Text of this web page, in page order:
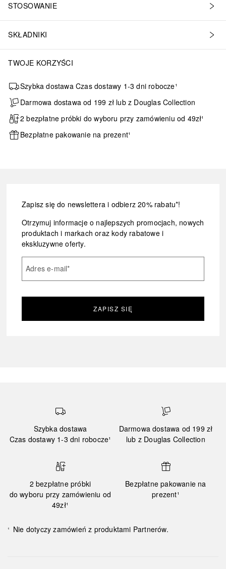
STOSOWANIE
SKŁADNIKI
TWOJE KORZYŚCI
Szybka dostawa Czas dostawy 1-3 dni robocze¹
Darmowa dostawa od 199 zł lub z Douglas Collection
2 bezpłatne próbki do wyboru przy zamówieniu od 49zł¹
Bezpłatne pakowanie na prezent¹
Zapisz się do newslettera i odbierz 20% rabatu*!
Otrzymuj informacje o najlepszych promocjach, nowych
produktach i markach oraz kody rabatowe i
ekskluzywne oferty.
Adres e-mail*
ZAPISZ SIĘ
Szybka dostawa
Czas dostawy 1-3 dni robocze¹
Darmowa dostawa od 199 zł
lub z Douglas Collection
2 bezpłatne próbki
do wyboru przy zamówieniu od
49zł¹
Bezpłatne pakowanie na
prezent¹
¹ Nie dotyczy zamówień z produktami Partnerów.